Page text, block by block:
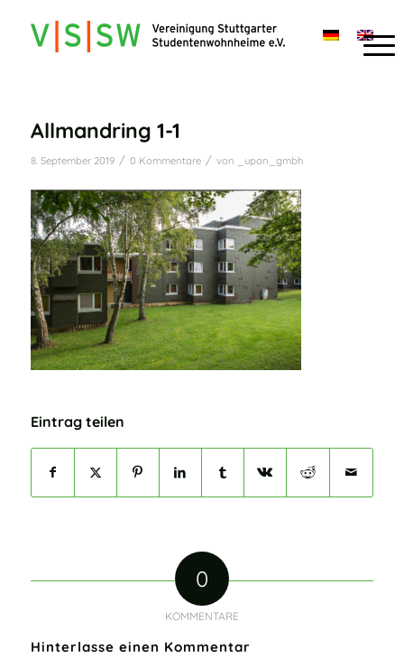
Allmandring 1-1
8. September 2019 / 0 Kommentare / von _upon_gmbh
Eintrag teilen
0
KOMMENTARE
Hinterlasse einen Kommentar